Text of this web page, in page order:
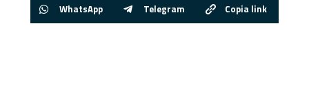
WhatsApp Telegram Copia link